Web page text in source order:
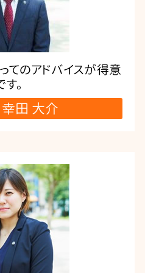
てのアドバイスが得意
す。
田 大介